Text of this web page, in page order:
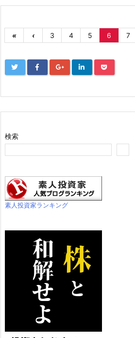
« ‹ 3 4 5 6 7
検索
素人投資家ランキング